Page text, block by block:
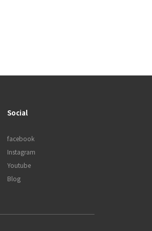
Social
facebook
Instagram
Youtube
Blog